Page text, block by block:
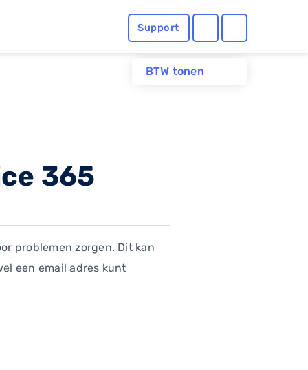
Support
BTW tonen
365
problemen zorgen. Dit kan
een email adres kunt